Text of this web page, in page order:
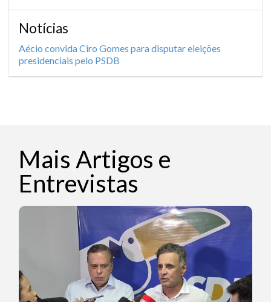
Notícias
Aécio convida Ciro Gomes para disputar eleições
presidenciais pelo PSDB
Mais Artigos e
Entrevistas